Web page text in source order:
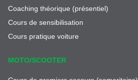
Coaching théorique (présentiel)
Cours de sensibilisation
Cours pratique voiture
MOTO/SCOOTER